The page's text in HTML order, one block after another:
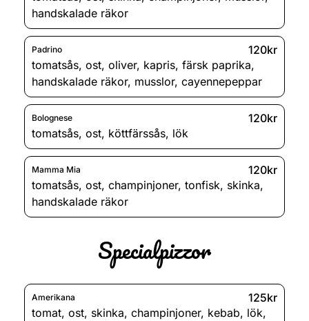
handskalade räkor
Padrino
120kr
tomatsås, ost, oliver, kapris, färsk paprika,
handskalade räkor, musslor, cayennepeppar
Bolognese
120kr
tomatsås, ost, köttfärssås, lök
Mamma Mia
120kr
tomatsås, ost, champinjoner, tonfisk, skinka,
handskalade räkor
Specialpizzor
Amerikana
125kr
tomat, ost, skinka, champinjoner, kebab, lök,